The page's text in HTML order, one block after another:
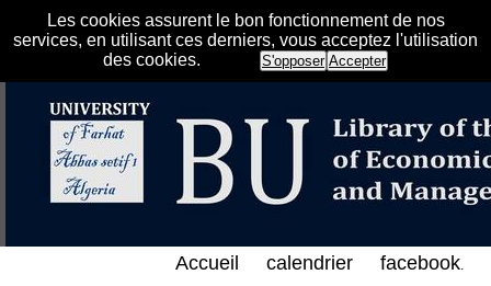
Les cookies assurent le bon fonctionnement de nos
services, en utilisant ces derniers, vous acceptez l'utilisation
des cookies.
S'opposer Accepter
الإلكتروني على الخط المباشر لمكتبة كلية
Accueil calendrier facebook.